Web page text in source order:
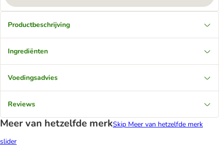
Productbeschrijving
Ingrediënten
Voedingsadvies
Reviews
Meer van hetzelfde merkSkip Meer van hetzelfde merk
slider